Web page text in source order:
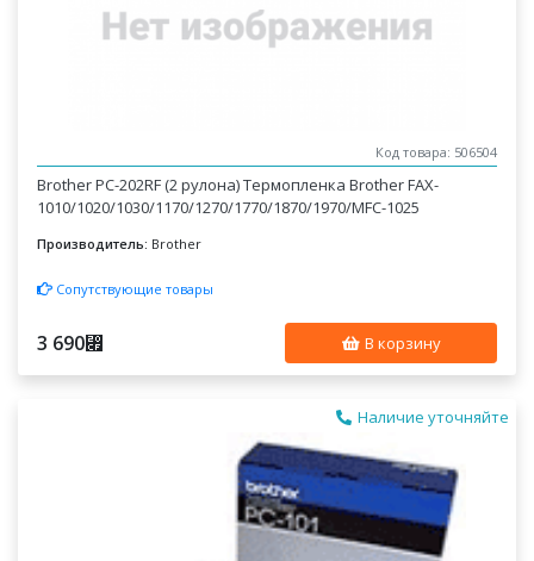
Код товара: 506504
Brother PC-202RF (2 рулона) Термопленка Brother FAX-
1010/1020/1030/1170/1270/1770/1870/1970/MFC-1025
Производитель: Brother
Сопутствующие товары
3 690⃏ В корзину
Наличие уточняйте